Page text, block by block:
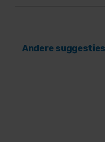
Andere